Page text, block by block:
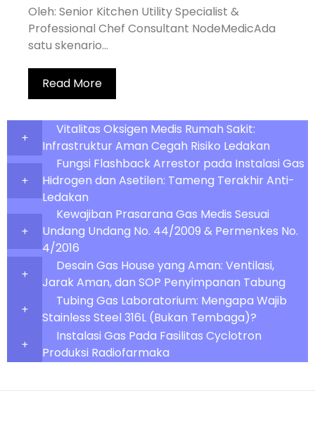
Oleh: Senior Kitchen Utility Specialist &
Professional Chef Consultant NodeMedicAda
satu skenario...
Read More
Vitalitas Oksigen Medis Rumah Sakit:
Infrastruktur Aman Cegah Risiko Ledakan
Fungsi Flashback Arrestor pada Instalasi Gas
Hidrogen dan Asetilen: Tameng Terakhir Anti-
Ledakan
Kewajiban Prasarana Gas Medis Sesuai
Undang Undang No. 44/2009 & Permenkes No.
4/2016
Desain Gas House yang Aman: Ventilasi,
Jarak Aman, dan SOP Penyimpanan Tabung
Tubing Gas Laboratorium: Mengapa Wajib
Stainless Steel 316L (Bukan Tembaga)?
Instalasi Gas Pada Fasilitas Cyclotron
Produksi Radiofarmaka